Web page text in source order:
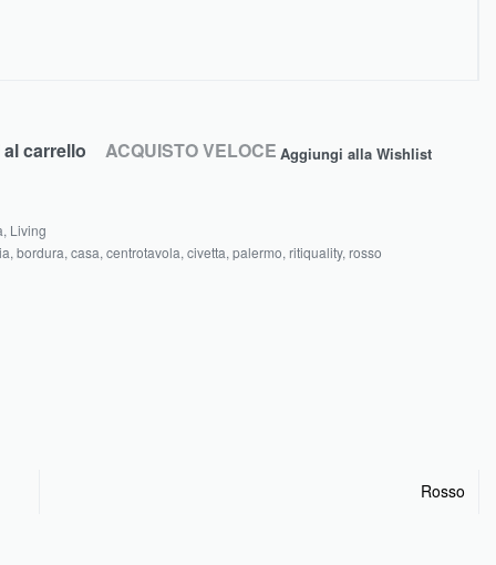
carrello ACQUISTO VELOCE Aggiungi alla Wishlist
, Living
, bordura, casa, centrotavola, civetta, palermo, ritiquality, rosso
Rosso